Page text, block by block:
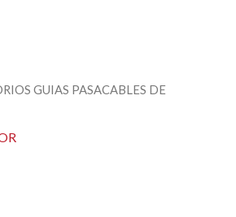
GUIAS PASACABLES DE